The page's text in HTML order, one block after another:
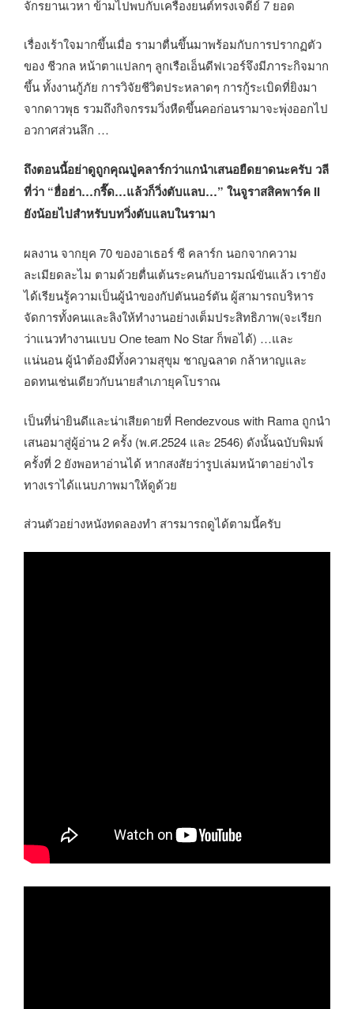
จักรยานเวหา ข้ามไปพบกับเครื่องยนต์ทรงเจดีย์ 7 ยอด
เรื่องเร้าใจมากขึ้นเมื่อ รามาตื่นขึ้นมาพร้อมกับการปรากฏตัว
ของ ชีวกล หน้าตาแปลกๆ ลูกเรือเอ็นดีฟเวอร์จึงมีภาระกิจมาก
ขึ้น ทั้งงานกู้ภัย การวิจัยชีวิตประหลาดๆ การกู้ระเบิดที่ยิงมา
จากดาวพุธ รวมถึงกิจกรรมวิ่งหืดขึ้นคอก่อนรามาจะพุ่งออกไป
อวกาศส่วนลึก …
ถึงตอนนี้อย่าดูถูกคุณปู่คลาร์กว่าแกนำเสนอยืดยาดนะครับ วลี
ที่ว่า “ฮื่อฮ่า…กรี๊ด…แล้วก็วิ่งตับแลบ…” ในจูราสสิคพาร์ค II
ยังน้อยไปสำหรับบทวิ่งตับแลบในรามา
ผลงาน จากยุค 70 ของอาเธอร์ ซี คลาร์ก นอกจากความ
ละเมียดละไม ตามด้วยตื่นเต้นระคนกับอารมณ์ขันแล้ว เรายัง
ได้เรียนรู้ความเป็นผู้นำของกัปตันนอร์ตัน ผู้สามารถบริหาร
จัดการทั้งคนและลิงให้ทำงานอย่างเต็มประสิทธิภาพ(จะเรียก
ว่าแนวทำงานแบบ One team No Star ก็พอได้) …และ
แน่นอน ผู้นำต้องมีทั้งความสุขุม ชาญฉลาด กล้าหาญและ
อดทนเช่นเดียวกับนายสำเภายุคโบราณ
เป็นที่น่ายินดีและน่าเสียดายที่ Rendezvous with Rama ถูกนำ
เสนอมาสู่ผู้อ่าน 2 ครั้ง (พ.ศ.2524 และ 2546) ดังนั้นฉบับพิมพ์
ครั้งที่ 2 ยังพอหาอ่านได้ หากสงสัยว่ารูปเล่มหน้าตาอย่างไร
ทางเราได้แนบภาพมาให้ดูด้วย
ส่วนตัวอย่างหนังทดลองทำ สารมารถดูได้ตามนี้ครับ